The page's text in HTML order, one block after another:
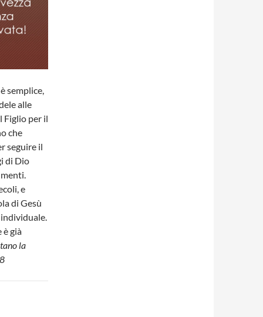
semplice,
alle
Figlio per il
che
seguire il
di Dio
e
di Gesù
individuale.
è già
la